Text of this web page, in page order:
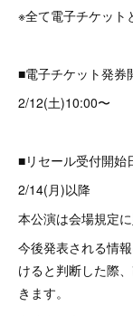
※全て電子チケット
■電子チケット発券
2/12(土)10:00〜
■リセール受付開始
2/14(月)以降
本公演は会場規定
今後発表される情
けると判断した際
きます。